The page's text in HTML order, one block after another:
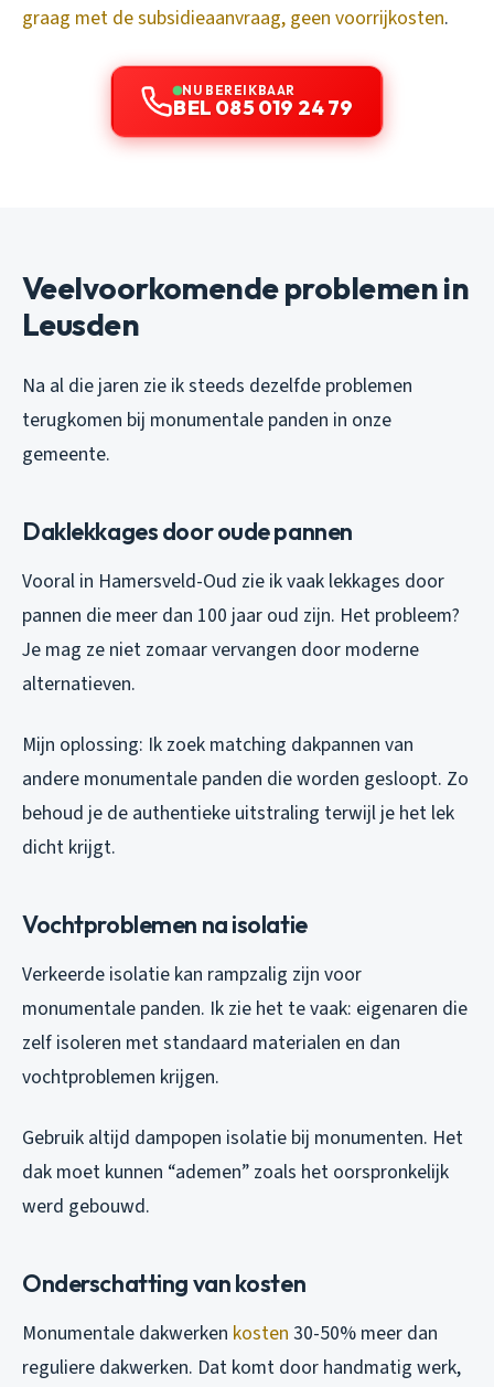
graag met de subsidieaanvraag, geen voorrijkosten.
NU BEREIKBAAR
BEL 085 019 24 79
Veelvoorkomende problemen in
Leusden
Na al die jaren zie ik steeds dezelfde problemen
terugkomen bij monumentale panden in onze
gemeente.
Daklekkages door oude pannen
Vooral in Hamersveld-Oud zie ik vaak lekkages door
pannen die meer dan 100 jaar oud zijn. Het probleem?
Je mag ze niet zomaar vervangen door moderne
alternatieven.
Mijn oplossing: Ik zoek matching dakpannen van
andere monumentale panden die worden gesloopt. Zo
behoud je de authentieke uitstraling terwijl je het lek
dicht krijgt.
Vochtproblemen na isolatie
Verkeerde isolatie kan rampzalig zijn voor
monumentale panden. Ik zie het te vaak: eigenaren die
zelf isoleren met standaard materialen en dan
vochtproblemen krijgen.
Gebruik altijd dampopen isolatie bij monumenten. Het
dak moet kunnen “ademen” zoals het oorspronkelijk
werd gebouwd.
Onderschatting van kosten
Monumentale dakwerken kosten 30-50% meer dan
reguliere dakwerken. Dat komt door handmatig werk,